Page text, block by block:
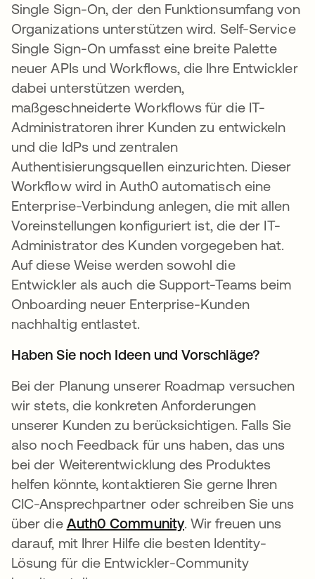
Single Sign-On, der den Funktionsumfang von
Organizations unterstützen wird. Self-Service
Single Sign-On umfasst eine breite Palette
neuer APIs und Workflows, die Ihre Entwickler
dabei unterstützen werden,
maßgeschneiderte Workflows für die IT-
Administratoren ihrer Kunden zu entwickeln
und die IdPs und zentralen
Authentisierungsquellen einzurichten. Dieser
Workflow wird in Auth0 automatisch eine
Enterprise-Verbindung anlegen, die mit allen
Voreinstellungen konfiguriert ist, die der IT-
Administrator des Kunden vorgegeben hat.
Auf diese Weise werden sowohl die
Entwickler als auch die Support-Teams beim
Onboarding neuer Enterprise-Kunden
nachhaltig entlastet.
Haben Sie noch Ideen und Vorschläge?
Bei der Planung unserer Roadmap versuchen
wir stets, die konkreten Anforderungen
unserer Kunden zu berücksichtigen. Falls Sie
also noch Feedback für uns haben, das uns
bei der Weiterentwicklung des Produktes
helfen könnte, kontaktieren Sie gerne Ihren
CIC-Ansprechpartner oder schreiben Sie uns
über die Auth0 Communitywird in einer neuen
. Wir freuen uns
darauf, mit Ihrer Hilfe die besten Identity-
Lösung für die Entwickler-Community